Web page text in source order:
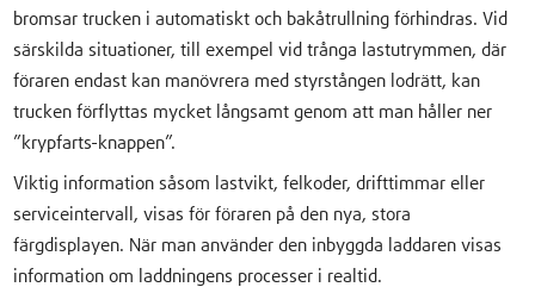
bromsar trucken i automatiskt och bakåtrullning förhindras. Vid
särskilda situationer, till exempel vid trånga lastutrymmen, där
föraren endast kan manövrera med styrstången lodrätt, kan
trucken förflyttas mycket långsamt genom att man håller ner
”krypfarts-knappen”.
Viktig information såsom lastvikt, felkoder, drifttimmar eller
serviceintervall, visas för föraren på den nya, stora
färgdisplayen. När man använder den inbyggda laddaren visas
information om laddningens processer i realtid.